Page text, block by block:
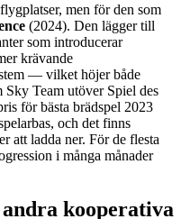
men för den som
(2024). Den lägger till
som introducerar
krävande
— vilket höjer både
Sky Team utöver Spiel des
för bästa brädspel 2023
och det finns
att ladda ner. För de flesta
i många månader
kooperativa